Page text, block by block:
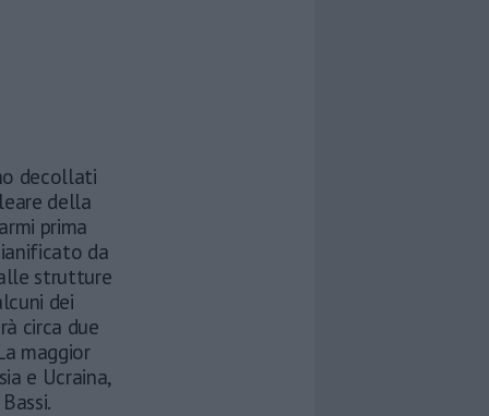
decollati
della
prima
da
strutture
dei
circa due
maggior
e Ucraina,